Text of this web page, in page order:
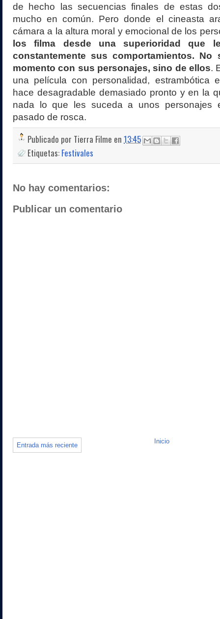
de hecho las secuencias finales de estas
mucho en común. Pero donde el cineasta
cámara a la altura moral y emocional de los
los filma desde una superioridad que
constantemente sus comportamientos.
momento con sus personajes, sino de ellos.
una película con personalidad, estrambótica
hace desagradable demasiado pronto y en la
nada lo que les suceda a unos personajes
pasado de rosca.
Publicado por Tierra Filme en 13:45
Etiquetas: Festivales
No hay comentarios:
Publicar un comentario
Entrada más reciente
Inicio